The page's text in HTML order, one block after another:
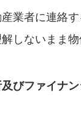
業者に連絡
しないまま
びファイナ